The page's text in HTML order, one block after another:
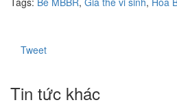
Tweet
Tin tức khác